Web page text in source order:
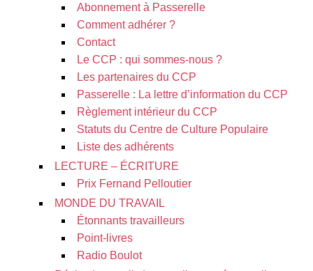
Abonnement à Passerelle
Comment adhérer ?
Contact
Le CCP : qui sommes-nous ?
Les partenaires du CCP
Passerelle : La lettre d’information du CCP
Règlement intérieur du CCP
Statuts du Centre de Culture Populaire
Liste des adhérents
LECTURE – ÉCRITURE
Prix Fernand Pelloutier
MONDE DU TRAVAIL
Étonnants travailleurs
Point-livres
Radio Boulot